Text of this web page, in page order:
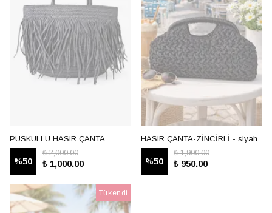
PÜSKÜLLÜ HASIR ÇANTA
%50
₺ 2,000.00
₺ 1,000.00
HASIR ÇANTA-ZİNCİRLİ - siyah
%50
₺ 1,900.00
₺ 950.00
Tükendi